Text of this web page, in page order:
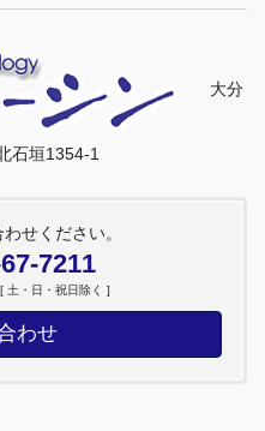
大分
石垣1354-1
せください。
7211
土・日・祝日除く ]
わせ